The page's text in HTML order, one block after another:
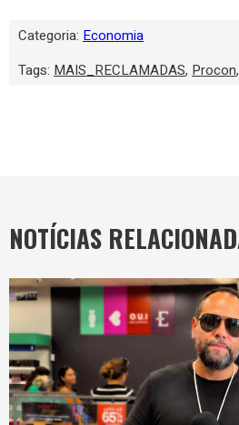
Categoria: Economia
Tags: MAIS_RECLAMADAS, Procon,
NOTÍCIAS